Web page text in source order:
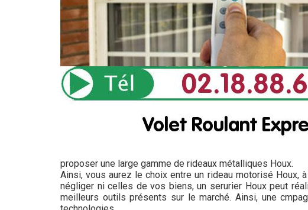
proposer une large gamme de rideaux métalliques Houx.
Ainsi, vous aurez le choix entre un rideau motorisé
négliger ni celles de vos biens, un serurier Houx peut
meilleurs outils présents sur le marché. Ainsi, une